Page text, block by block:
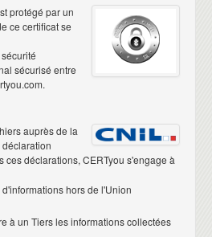
protégé par un
ce certificat se
sécurisé entre
auprès de la
ces déclarations, CERTyou s'engage à
hors de l'Union
à un Tiers les informations collectées